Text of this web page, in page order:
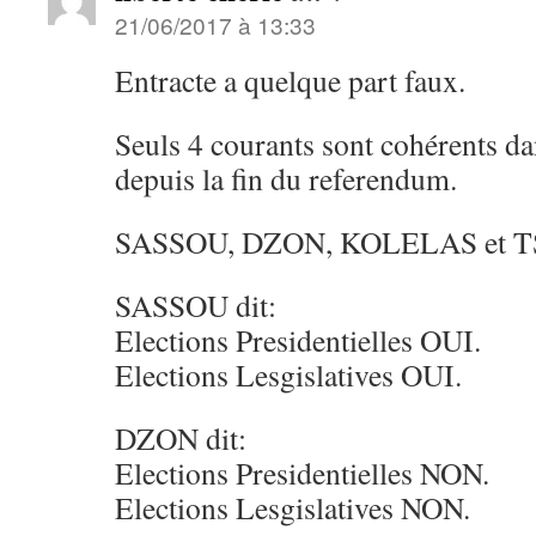
21/06/2017 à 13:33
Entracte a quelque part faux.
Seuls 4 courants sont cohérents
depuis la fin du referendum.
SASSOU, DZON, KOLELAS et
SASSOU dit:
Elections Presidentielles OUI.
Elections Lesgislatives OUI.
DZON dit:
Elections Presidentielles NON.
Elections Lesgislatives NON.